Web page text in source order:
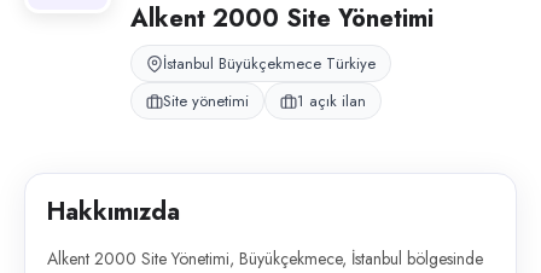
Alkent 2000 Site Yönetimi
İstanbul Büyükçekmece Türkiye
Site yönetimi
1 açık ilan
Hakkımızda
Alkent 2000 Site Yönetimi, Büyükçekmece, İstanbul bölgesinde